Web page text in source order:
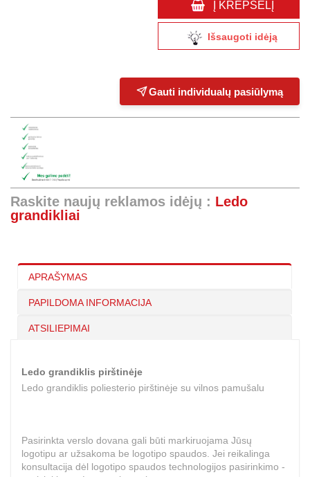
Į KREPŠELĮ
Išsaugoti idėją
Gauti individualų pasiūlymą
Raskite naujų reklamos idėjų : Ledo
grandikliai
APRAŠYMAS
PAPILDOMA INFORMACIJA
ATSILIEPIMAI
Ledo grandiklis pirštinėje
Ledo grandiklis poliesterio pirštinėje su vilnos pamušalu
Pasirinkta verslo dovana gali būti markiruojama Jūsų
logotipu ar užsakoma be logotipo spaudos. Jei reikalinga
konsultacija dėl logotipo spaudos technologijos pasirinkimo -